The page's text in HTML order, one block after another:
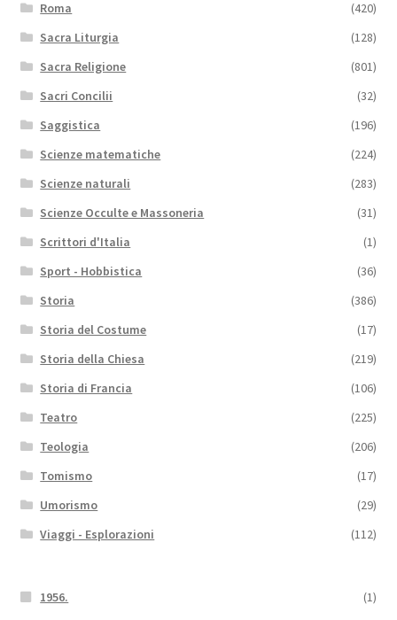
Roma
(420)
Sacra Liturgia
(128)
Sacra Religione
(801)
Sacri Concilii
(32)
Saggistica
(196)
Scienze matematiche
(224)
Scienze naturali
(283)
Scienze Occulte e Massoneria
(31)
Scrittori d'Italia
(1)
Sport - Hobbistica
(36)
Storia
(386)
Storia del Costume
(17)
Storia della Chiesa
(219)
Storia di Francia
(106)
Teatro
(225)
Teologia
(206)
Tomismo
(17)
Umorismo
(29)
Viaggi - Esplorazioni
(112)
1956. (1)